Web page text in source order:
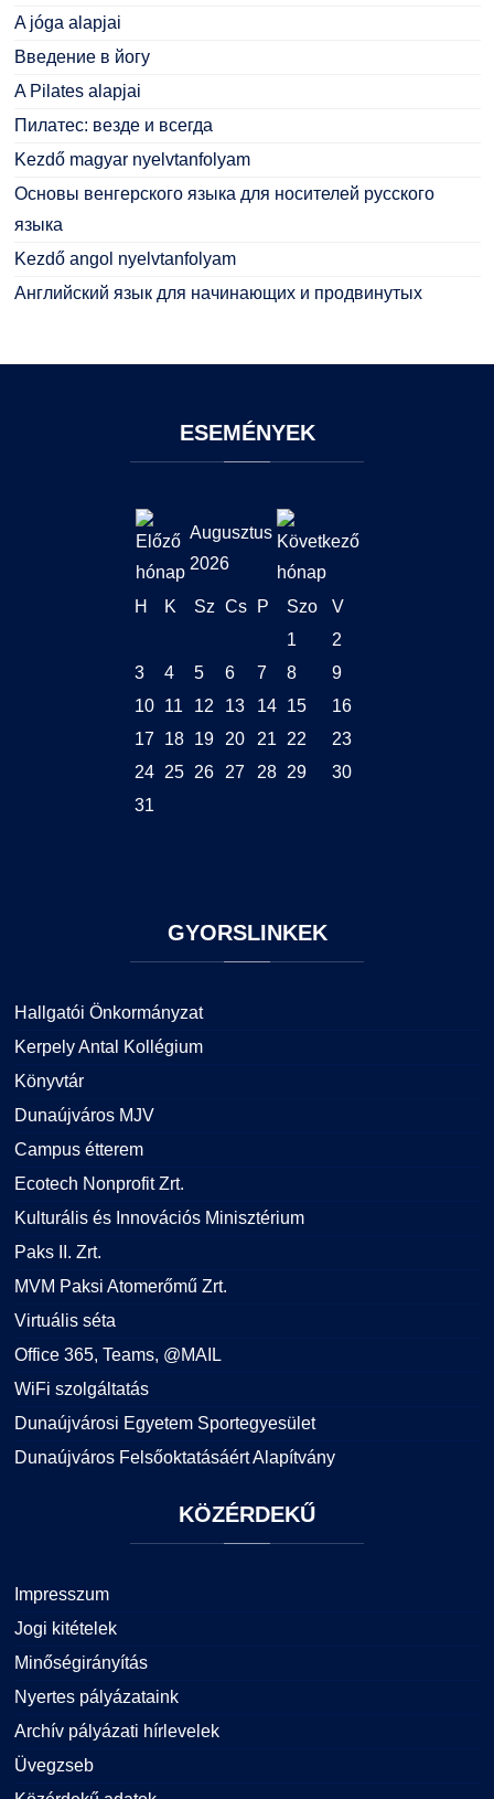
A jóga alapjai
Введение в йогу
A Pilates alapjai
Пилатес: везде и всегда
Kezdő magyar nyelvtanfolyam
Основы венгерского языка для носителей русского
языка
Kezdő angol nyelvtanfolyam
Английский язык для начинающих и продвинутых
ESEMÉNYEK
Augusztus
2026
H K Sz Cs P Szo
V
1
2
3
4 5 6 7 8
9
10
11 12 13 14 15
16
17
18 19 20 21 22
23
24
25 26 27 28 29
30
31
GYORSLINKEK
Hallgatói Önkormányzat
Kerpely Antal Kollégium
Könyvtár
Dunaújváros MJV
Campus étterem
Ecotech Nonprofit Zrt.
Kulturális és Innovációs Minisztérium
Paks II. Zrt.
MVM Paksi Atomerőmű Zrt.
Virtuális séta
Office 365, Teams, @MAIL
WiFi szolgáltatás
Dunaújvárosi Egyetem Sportegyesület
Dunaújváros Felsőoktatásáért Alapítvány
KÖZÉRDEKŰ
Impresszum
Jogi kitételek
Minőségirányítás
Nyertes pályázataink
Archív pályázati hírlevelek
Üvegzseb